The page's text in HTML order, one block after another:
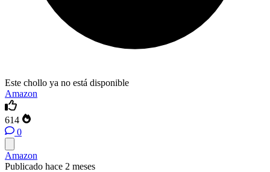
Este chollo ya no está disponible
Amazon
614
0
Amazon
Publicado hace 2 meses